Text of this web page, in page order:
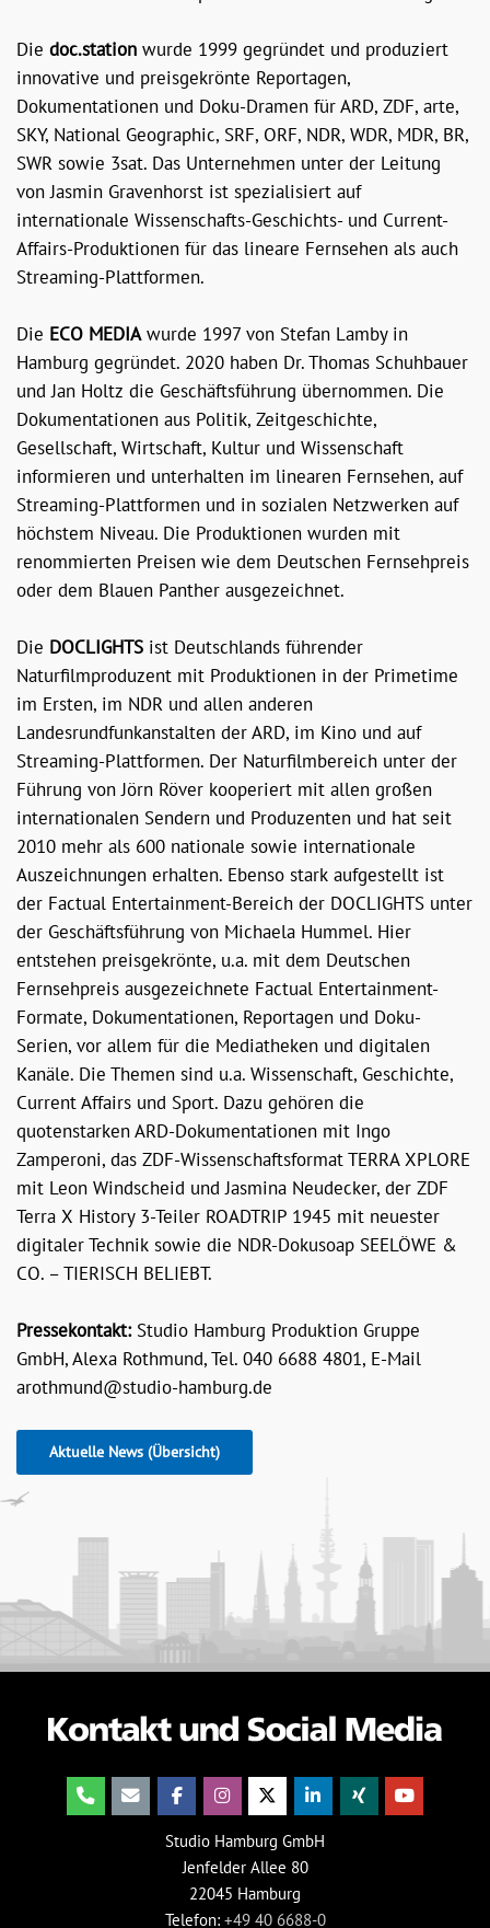
Die doc.station wurde 1999 gegründet und produziert
innovative und preisgekrönte Reportagen,
Dokumentationen und Doku-Dramen für ARD, ZDF, arte,
SKY, National Geographic, SRF, ORF, NDR, WDR, MDR, BR,
SWR sowie 3sat. Das Unternehmen unter der Leitung
von Jasmin Gravenhorst ist spezialisiert auf
internationale Wissenschafts-Geschichts- und Current-
Affairs-Produktionen für das lineare Fernsehen als auch
Streaming-Plattformen.
Die ECO MEDIAwurde 1997 von Stefan Lamby in
Hamburg gegründet. 2020 haben Dr. Thomas Schuhbauer
und Jan Holtz die Geschäftsführung übernommen. Die
Dokumentationen aus Politik, Zeitgeschichte,
Gesellschaft, Wirtschaft, Kultur und Wissenschaft
informieren und unterhalten im linearen Fernsehen, auf
Streaming-Plattformen und in sozialen Netzwerken auf
höchstem Niveau. Die Produktionen wurden mit
renommierten Preisen wie dem Deutschen Fernsehpreis
oder dem Blauen Panther ausgezeichnet.
Die DOCLIGHTS ist Deutschlands führender
Naturfilmproduzent mit Produktionen in der Primetime
im Ersten, im NDR und allen anderen
Landesrundfunkanstalten der ARD, im Kino und auf
Streaming-Plattformen. Der Naturfilmbereich unter der
Führung von Jörn Röver kooperiert mit allen großen
internationalen Sendern und Produzenten und hat seit
2010 mehr als 600 nationale sowie internationale
Auszeichnungen erhalten. Ebenso stark aufgestellt ist
der Factual Entertainment-Bereich der DOCLIGHTS unter
der Geschäftsführung von Michaela Hummel. Hier
entstehen preisgekrönte, u.a. mit dem Deutschen
Fernsehpreis ausgezeichnete Factual Entertainment-
Formate, Dokumentationen, Reportagen und Doku-
Serien, vor allem für die Mediatheken und digitalen
Kanäle. Die Themen sind u.a. Wissenschaft, Geschichte,
Current Affairs und Sport. Dazu gehören die
quotenstarken ARD-Dokumentationen mit Ingo
Zamperoni, das ZDF-Wissenschaftsformat TERRA XPLORE
mit Leon Windscheid und Jasmina Neudecker, der ZDF
Terra X History 3-Teiler ROADTRIP 1945 mit neuester
digitaler Technik sowie die NDR-Dokusoap SEELÖWE &
CO. – TIERISCH BELIEBT.
Pressekontakt:Studio Hamburg Produktion Gruppe
GmbH, Alexa Rothmund, Tel. 040 6688 4801, E-Mail
arothmund@studio-hamburg.de
Aktuelle News (Übersicht)
Studio Hamburg GmbH
Jenfelder Allee 80
22045 Hamburg
Telefon: +49 40 6688-0